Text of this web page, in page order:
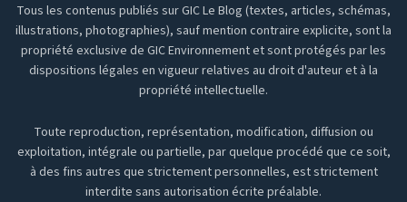
Tous les contenus publiés sur GIC Le Blog (textes, articles, schémas,
illustrations, photographies), sauf mention contraire explicite, sont la
propriété exclusive de GIC Environnement et sont protégés par les
dispositions légales en vigueur relatives au droit d'auteur et à la
propriété intellectuelle.
Toute reproduction, représentation, modification, diffusion ou
exploitation, intégrale ou partielle, par quelque procédé que ce soit,
à des fins autres que strictement personnelles, est strictement
interdite sans autorisation écrite préalable.